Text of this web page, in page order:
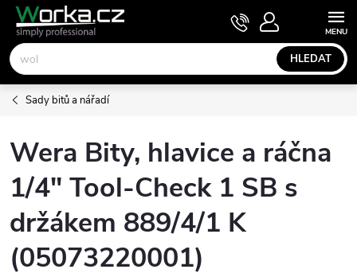
Přejít
obsah
HLEDAT
NÁKUPNÍ
KOŠÍK
Sady bitů a nářadí
Wera Bity, hlavice a ráčna
1/4" Tool-Check 1 SB s
držákem 889/4/1 K
(05073220001)